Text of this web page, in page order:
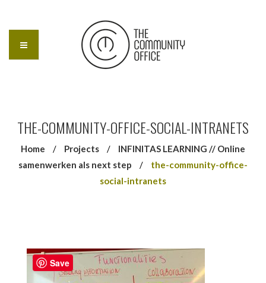
THE-COMMUNITY-OFFICE-SOCIAL-INTRANETS
Home / Projects /
INFINITAS LEARNING // Online
samenwerken als next step
/
the-community-office-
social-intranets
Save